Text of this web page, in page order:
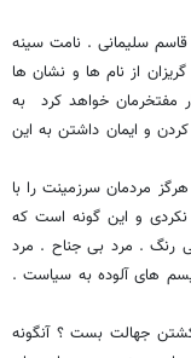
سلیمانی . نامت سینه
از نام ها و نشان ها
مفتخرمان خواهد کرد به
و ایمان داشتن به این
مردمان سرزمینت را با
و این گونه است که
رنگ . مرد بی جناح . مرد
های آلوده به سیاست .
جهالت بست ؟ آنگونه